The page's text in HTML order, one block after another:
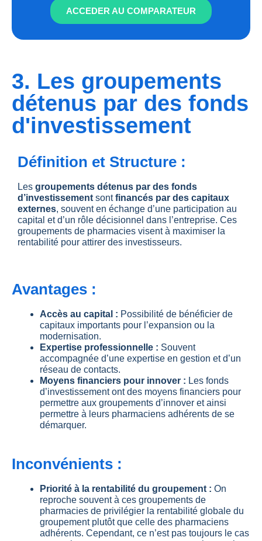
ACCEDER AU COMPARATEUR
3. Les groupements
détenus par des fonds
d'investissement
Définition et Structure :
Les groupements détenus par des fonds
d’investissement sontfinancés par des capitaux
externes, souvent en échange d’une participation au
capital et d’un rôle décisionnel dans l’entreprise. Ces
groupements de pharmacies visent à maximiser la
rentabilité pour attirer des investisseurs.
Avantages :
Accès au capital : Possibilité de bénéficier de
capitaux importants pour l’expansion ou la
modernisation.
Expertise professionnelle : Souvent
accompagnée d’une expertise en gestion et d’un
réseau de contacts.
Moyens financiers pour innover : Les fonds
d’investissement ont des moyens financiers pour
permettre aux groupements d’innover et ainsi
permettre à leurs pharmaciens adhérents de se
démarquer.
Inconvénients :
Priorité à la rentabilité du groupement : On
reproche souvent à ces groupements de
pharmacies de privilégier la rentabilité globale du
groupement plutôt que celle des pharmaciens
adhérents. Cependant, ce n’est pas toujours le cas